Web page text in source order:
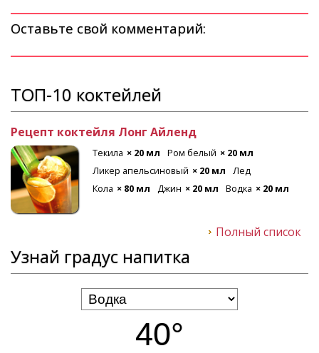
Оставьте свой комментарий:
ТОП-10 коктейлей
Рецепт коктейля Лонг Айленд
Текила × 20 мл Ром белый × 20 мл
Ликер апельсиновый × 20 мл
Лед
Кола × 80 мл Джин × 20 мл Водка × 20 мл
Полный список
Узнай градус напитка
40°